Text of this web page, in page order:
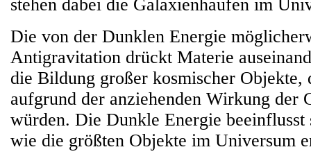
stehen dabei die Galaxienhaufen im
Die von der Dunklen Energie
Antigravitation drückt Materie
die Bildung großer kosmischer Objekte,
aufgrund der anziehenden Wirkung der
würden. Die Dunkle Energie beeinflusst
wie die größten Objekte im Universum